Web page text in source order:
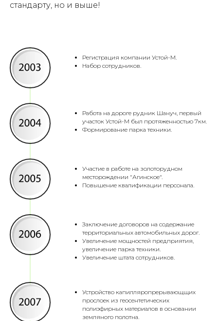
стандарту, но и выше!
Регистрация компании Устой-М.
Набор сотрудников.
Работа на дороге рудник Шануч, первый
участок Устой-М был протяженностью 7км.
Формирование парка техники.
Участие в работе на золоторудном
месторождении "Агинское".
Повышение квалификации персонала.
Заключение договоров на содержание
территориальных автомобильных дорог.
Увеличение мощностей предприятия,
увеличение парка техники.
Увеличение штата сотрудников.
Устройство капилляропрерывающщих
прослоек из геосентетических
полиэфирных материалов в основании
земляного полотна.